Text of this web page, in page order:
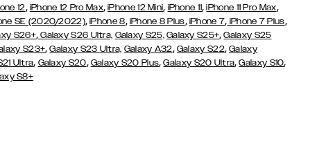
12, iPhone 12 Pro Max,iPhone 12 Mini, iPhone 11,iPhone 11 Pro Max,
SE (2020/2022),iPhone 8, iPhone 8 Plus, iPhone 7, iPhone 7 Plus,
S26+,Galaxy S26 Ultra, Galaxy S25, Galaxy S25+,Galaxy S25
S23+,Galaxy S23 Ultra, Galaxy A32, Galaxy S22,Galaxy
Ultra, Galaxy S20, Galaxy S20 Plus,Galaxy S20 Ultra,Galaxy S10,
S8+